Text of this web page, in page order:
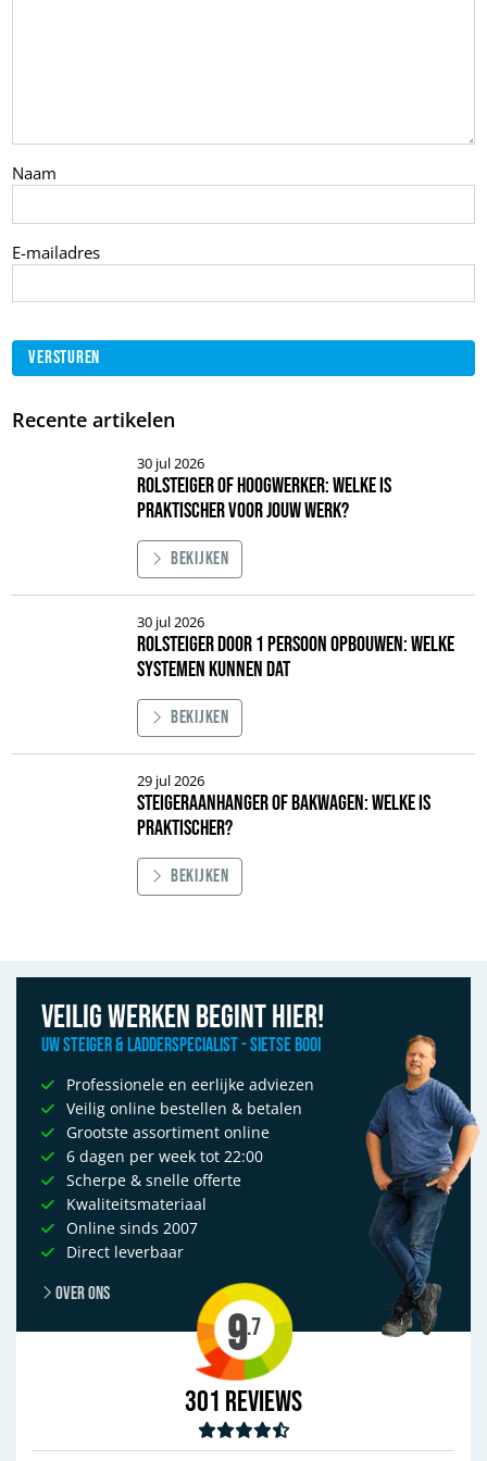
Naam
E-mailadres
Recente artikelen
30 jul 2026
Rolsteiger of hoogwerker: welke is
praktischer voor jouw werk?
Bekijken
30 jul 2026
Rolsteiger door 1 persoon opbouwen: welke
systemen kunnen dat
Bekijken
29 jul 2026
Steigeraanhanger of bakwagen: welke is
praktischer?
Bekijken
Veilig werken begint hier!
Uw Steiger & Ladderspecialist - Sietse Booi
Professionele en eerlijke adviezen
Veilig online bestellen & betalen
Grootste assortiment online
6 dagen per week tot 22:00
Scherpe & snelle offerte
Kwaliteitsmateriaal
Online sinds 2007
Direct leverbaar
Over ons
9.7
301 Reviews